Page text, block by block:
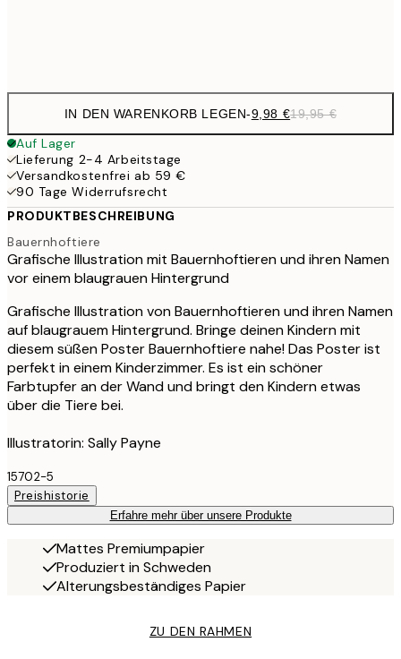
IN DEN WARENKORB LEGEN-9,98 €19,95 €
Auf Lager
Lieferung 2-4 Arbeitstage
Versandkostenfrei ab 59 €
90 Tage Widerrufsrecht
PRODUKTBESCHREIBUNG
Bauernhoftiere
Grafische Illustration mit Bauernhoftieren und ihren Namen
vor einem blaugrauen Hintergrund
Grafische Illustration von Bauernhoftieren und ihren Namen
auf blaugrauem Hintergrund. Bringe deinen Kindern mit
diesem süßen Poster Bauernhoftiere nahe! Das Poster ist
perfekt in einem Kinderzimmer. Es ist ein schöner
Farbtupfer an der Wand und bringt den Kindern etwas
über die Tiere bei.
Illustratorin: Sally Payne
15702-5
Preishistorie
Erfahre mehr über unsere Produkte
Mattes Premiumpapier
Produziert in Schweden
Alterungsbeständiges Papier
ZU DEN RAHMEN